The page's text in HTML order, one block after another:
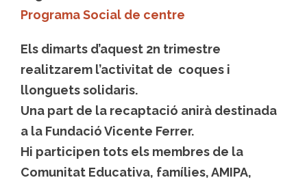
Programa Social de centre
Els dimarts d’aquest 2n trimestre
realitzarem l’activitat de coques i
llonguets solidaris.
Una part de la recaptació anirà destinada
a la Fundació Vicente Ferrer.
Hi participen tots els membres de la
Comunitat Educativa, famílies, AMIPA,